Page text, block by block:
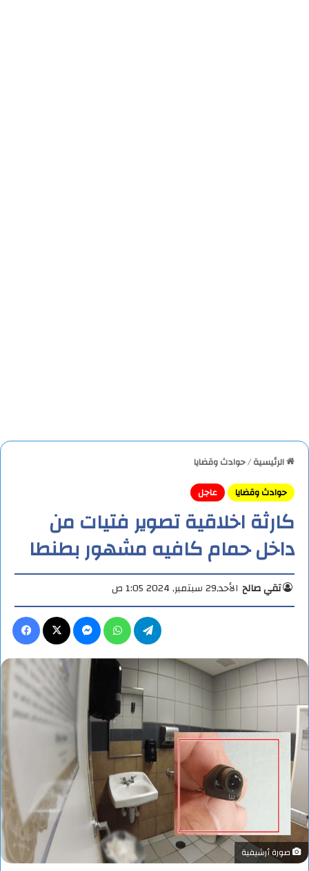
الرئيسية/حوادث وقضايا
حوادث وقضايا
عاجل
كارثة اخلاقية تصوير فتيات من
داخل حمام كافيه مشهور بطنطا
تقي صالح الأحد,29 سبتمبر, 2024 1:05 ص
ماسنجر واتساب تيلقرام
صورة أرشيفية